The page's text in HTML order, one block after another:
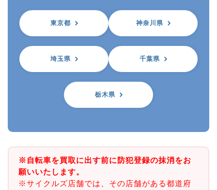
東京都 神奈川県
埼玉県 千葉県
栃木県
※自転車を買取に出す前に防犯登録の抹消をお
願いいたします。
※サイクルズ店舗では、その店舗がある都道府